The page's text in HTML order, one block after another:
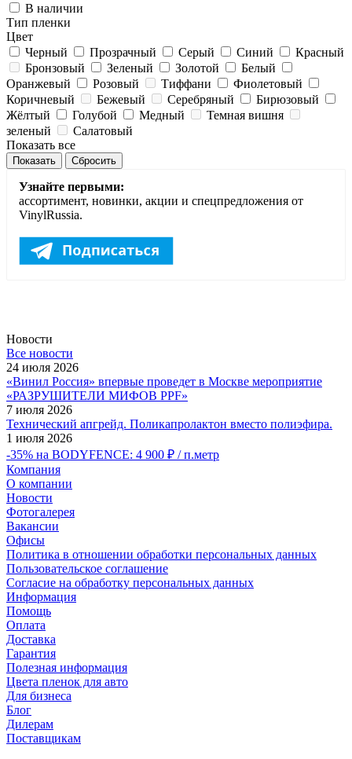
В наличии
Тип пленки
Цвет
Черный
Прозрачный Серый Синий
Красный
Бронзовый
Зеленый Золотой
Белый
Оранжевый
Розовый Тиффани
Фиолетовый
Коричневый
Бежевый Серебряный
Бирюзовый
Жёлтый
Голубой Медный
Темная вишня
зеленый
Салатовый
Показать все
Сбросить
Узнайте первыми:
ассортимент, новинки, акции и спецпредложения от
VinylRussia.
Новости
Все новости
24 июля 2026
«Винил Россия» впервые проведет в Москве мероприятие
«РАЗРУШИТЕЛИ МИФОВ PPF»
7 июля 2026
Технический апгрейд. Поликапролактон вместо полиэфира.
1 июля 2026
-35% на BODYFENCE: 4 900 ₽ / п.метр
Компания
О компании
Новости
Фотогалерея
Вакансии
Офисы
Политика в отношении обработки персональных данных
Пользовательское соглашение
Согласие на обработку персональных данных
Информация
Помощь
Оплата
Доставка
Гарантия
Полезная информация
Цвета пленок для авто
Для бизнеса
Блог
Дилерам
Поставщикам